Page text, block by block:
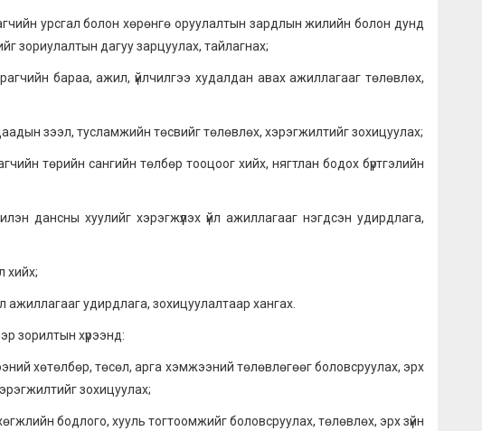
урсгал болон хөрөнгө оруулалтын зардлын жилийн болон дунд
зориулалтын дагуу зарцуулах, тайлагнах;
бараа, ажил, үйлчилгээ худалдан авах ажиллагааг төлөвлөх,
зээл, тусламжийн төсвийг төлөвлөх, хэрэгжилтийг зохицуулах;
төрийн сангийн төлбөр тооцоог хийх, нягтлан бодох бүртгэлийн
хуулийг хэрэгжүүлэх үйл ажиллагааг нэгдсэн удирдлага,
удирдлага, зохицуулалтаар хангах.
зорилтын хүрээнд:
хөтөлбөр, төсөл, арга хэмжээний төлөвлөгөөг боловсруулах, эрх
зохицуулах;
бодлого, хууль тогтоомжийг боловсруулах, төлөвлөх, эрх зүйн